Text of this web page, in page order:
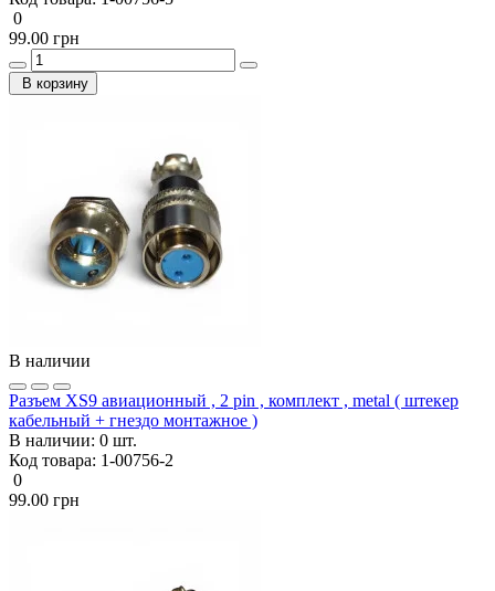
0
99.00 грн
В корзину
В наличии
Разъем XS9 авиационный , 2 pin , комплект , metal ( штекер
кабельный + гнездо монтажное )
В наличии: 0 шт.
Код товара: 1-00756-2
0
99.00 грн